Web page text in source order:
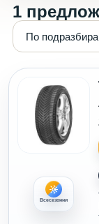
1
Всесезонни